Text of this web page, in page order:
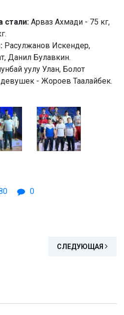
стали: Арваз Ахмади - 75 кг,
Расулжанов Искендер,
Данил Булавкин.
уулу Улан, Болот
- Жороев Таалайбек.
0
СЛЕДУЮЩАЯ